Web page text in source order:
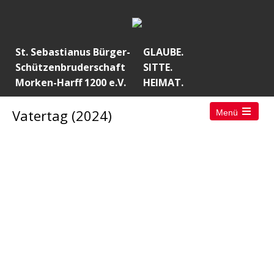
St. Sebastianus Bürger-
Schützenbruderschaft
Morken-Harff 1200 e.V.
GLAUBE.
SITTE.
HEIMAT.
Menü
Vatertag (2024)